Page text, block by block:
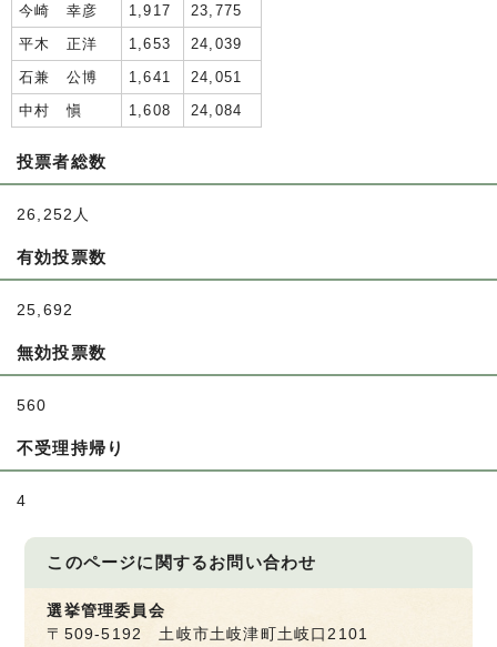
今崎 幸彦
1,917
23,775
平木 正洋
1,653
24,039
石兼 公博
1,641
24,051
中村 愼
1,608 24,084
投票者総数
26,252人
有効投票数
25,692
無効投票数
560
不受理持帰り
4
このページに関するお問い合わせ
選挙管理委員会
〒509-5192 土岐市土岐津町土岐口2101